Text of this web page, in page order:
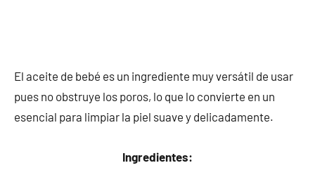
El aceite de bebé es un ingrediente muy versátil de usar
pues no obstruye los poros, lo que lo convierte en un
esencial para limpiar la piel suave y delicadamente.
Ingredientes: